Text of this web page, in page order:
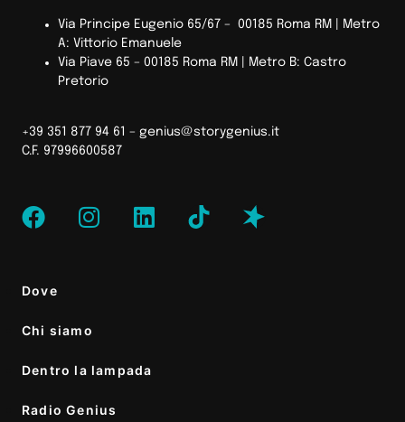
Via Principe Eugenio 65/67 – 00185 Roma RM |
Metro
A: Vittorio Emanuele
Via Piave 65 – 00185 Roma RM | Metro B: Castro
Pretorio
+39 351 877 94 61 – genius@storygenius.it
C.F. 97996600587
Dove
Chi siamo
Dentro la lampada
Radio Genius